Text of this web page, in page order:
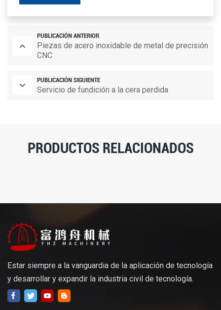
PUBLICACIÓN ANTERIOR
Piezas de acero inoxidable de metal de precisión
CNC
PUBLICACIÓN SIGUIENTE
Servicio de fundición a la cera perdida
PRODUCTOS RELACIONADOS
Estar siempre a la vanguardia de la aplicación de tecnología
y desarrollar y expandir la industria civil de tecnología.